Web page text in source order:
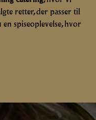
retter, der passer til
spiseoplevelse, hvor